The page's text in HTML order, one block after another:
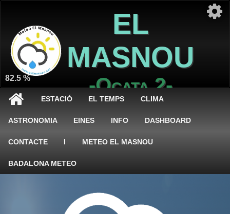
82.5 %
EL
MASNOU
-Ocata 2-
ESTACIÓ EL TEMPS CLIMA
ASTRONOMIA EINES INFO DASHBOARD
CONTACTE I METEO EL MASNOU
BADALONA METEO